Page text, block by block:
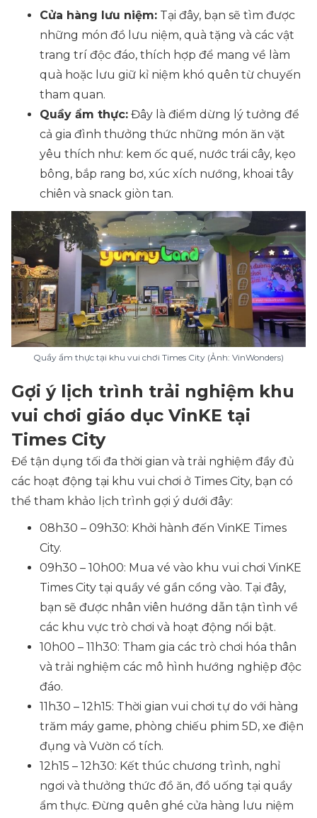
Cửa hàng lưu niệm: Tại đây, bạn sẽ tìm được
những món đồ lưu niệm, quà tặng và các vật
trang trí độc đáo, thích hợp để mang về làm
quà hoặc lưu giữ kỉ niệm khó quên từ chuyến
tham quan.
Quầy ẩm thực: Đây là điểm dừng lý tưởng để
cả gia đình thưởng thức những món ăn vặt
yêu thích như: kem ốc quế, nước trái cây, kẹo
bông, bắp rang bơ, xúc xích nướng, khoai tây
chiên và snack giòn tan.
Quầy ẩm thực tại khu vui chơi Times City (Ảnh: VinWonders)
Gợi ý lịch trình trải nghiệm khu
vui chơi giáo dục VinKE tại
Times City
Để tận dụng tối đa thời gian và trải nghiệm đầy đủ
các hoạt động tại khu vui chơi ở Times City, bạn có
thể tham khảo lịch trình gợi ý dưới đây:
08h30 – 09h30: Khởi hành đến VinKE Times
City.
09h30 – 10h00: Mua vé vào khu vui chơi VinKE
Times City tại quầy vé gần cổng vào. Tại đây,
bạn sẽ được nhân viên hướng dẫn tận tình về
các khu vực trò chơi và hoạt động nổi bật.
10h00 – 11h30: Tham gia các trò chơi hóa thân
và trải nghiệm các mô hình hướng nghiệp độc
đáo.
11h30 – 12h15: Thời gian vui chơi tự do với hàng
trăm máy game, phòng chiếu phim 5D, xe điện
đụng và Vườn cổ tích.
12h15 – 12h30: Kết thúc chương trình, nghỉ
ngơi và thưởng thức đồ ăn, đồ uống tại quầy
ẩm thực. Đừng quên ghé cửa hàng lưu niệm